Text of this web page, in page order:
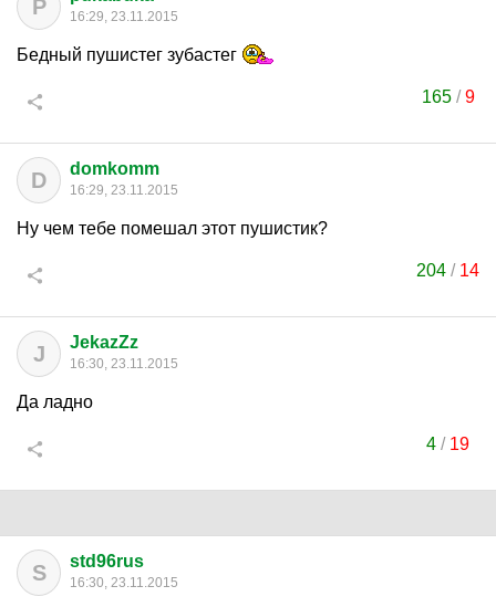
P 16:29, 23.11.2015
Бедный пушистег зубастег
165/9
D domkomm
16:29, 23.11.2015
Ну чем тебе помешал этот пушистик?
204 / 14
J JekazZz
16:30, 23.11.2015
Да ладно
4 / 19
S std96rus
16:30, 23.11.2015